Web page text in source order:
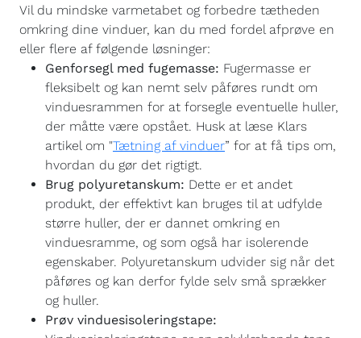
Vil du mindske varmetabet og forbedre tætheden
omkring dine vinduer, kan du med fordel afprøve en
eller flere af følgende løsninger:
Genforsegl med fugemasse: Fugermasse er
fleksibelt og kan nemt selv påføres rundt om
vinduesrammen for at forsegle eventuelle huller,
der måtte være opstået. Husk at læse Klars
artikel om "Tætning af vinduer” for at få tips om,
hvordan du gør det rigtigt.
Brug polyuretanskum: Dette er et andet
produkt, der effektivt kan bruges til at udfylde
større huller, der er dannet omkring en
vinduesramme, og som også har isolerende
egenskaber. Polyuretanskum udvider sig når det
påføres og kan derfor fylde selv små sprækker
og huller.
Prøv vinduesisoleringstape: